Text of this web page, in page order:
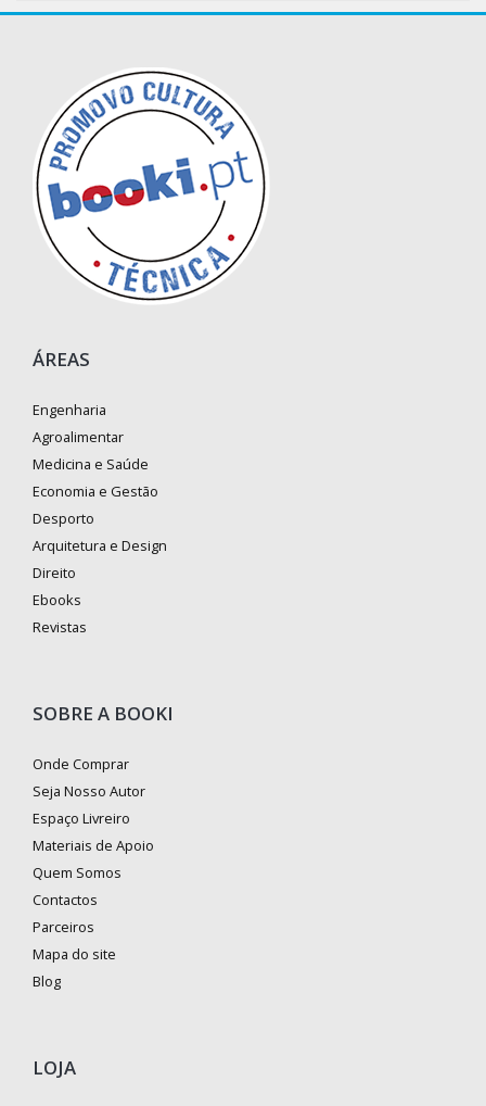
ÁREAS
Engenharia
Agroalimentar
Medicina e Saúde
Economia e Gestão
Desporto
Arquitetura e Design
Direito
Ebooks
Revistas
SOBRE A BOOKI
Onde Comprar
Seja Nosso Autor
Espaço Livreiro
Materiais de Apoio
Quem Somos
Contactos
Parceiros
Mapa do site
Blog
LOJA